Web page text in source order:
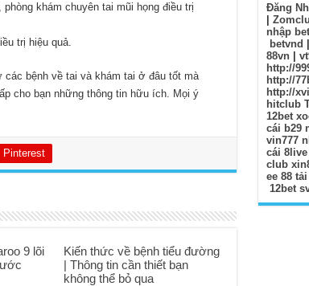
khám chuyên tai mũi họng điều trị
trị hiệu quả.
bệnh về tai và khám tai ở đâu tốt mà
cho bạn những thông tin hữu ích. Mọi ý
Pinterest
9 lõi
Kiến thức về bệnh tiểu đường
| Thông tin cần thiết bạn
không thể bỏ qua
Đăng
nhập
betvnd
88vn|
http://
http://
http://
hitclub
12bet
cái b29
vin777
cái 8live
club
ee 88 tải
12bet